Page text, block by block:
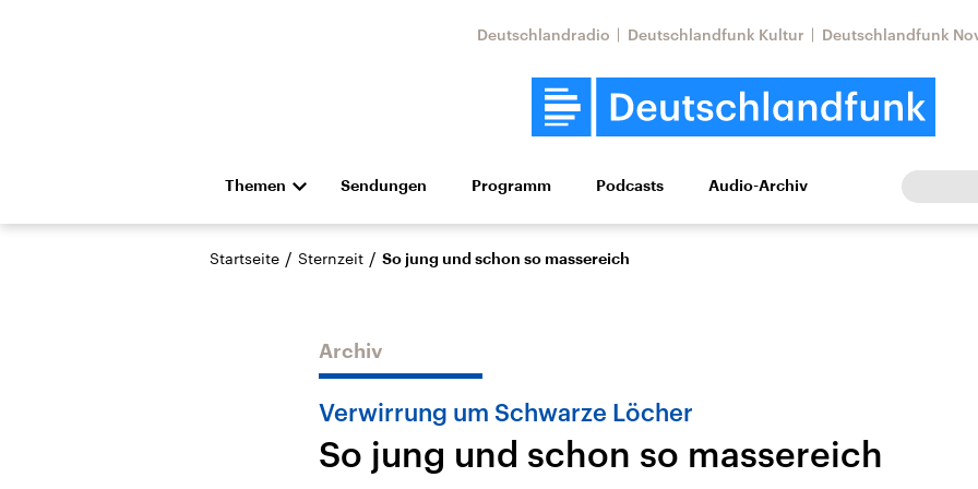
Deutschlandradio Deutschlandfunk Kultur Deutschlandfunk
Themen
Die Nachrichten Politik Wirtschaft Wissen Kultur Europa
Hörspiel und Feature Musik
Landtagswahl Sachsen-
Aktuelle Beiträge,
Nahostkonflikt
Iran
Sendungen Programm Podcasts Audio-Archiv
Startseite / Sternzeit / So jung und schon so massereich
Archiv
Verwirrung um Schwarze Löcher
So jung und schon so massereich